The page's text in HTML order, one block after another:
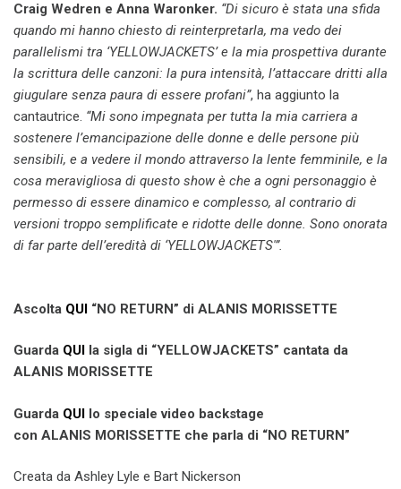
Craig Wedren e Anna Waronker. “Di sicuro è stata una sfida
quando mi hanno chiesto di reinterpretarla, ma vedo dei
parallelismi tra ‘YELLOWJACKETS’ e la mia prospettiva durante
la scrittura delle canzoni: la pura intensità, l’attaccare dritti alla
giugulare senza paura di essere profani”, ha aggiunto la
cantautrice. “Mi sono impegnata per tutta la mia carriera a
sostenere l’emancipazione delle donne e delle persone più
sensibili, e a vedere il mondo attraverso la lente femminile, e la
cosa meravigliosa di questo show è che a ogni personaggio è
permesso di essere dinamico e complesso, al contrario di
versioni troppo semplificate e ridotte delle donne. Sono onorata
di far parte dell’eredità di ‘YELLOWJACKETS'”.
Ascolta QUI “NO RETURN” di ALANIS MORISSETTE
Guarda QUI la sigla di “YELLOWJACKETS” cantata da
ALANIS MORISSETTE
Guarda QUI lo speciale video backstage
con ALANIS MORISSETTE che parla di “NO RETURN”
Creata da Ashley Lyle e Bart Nickerson